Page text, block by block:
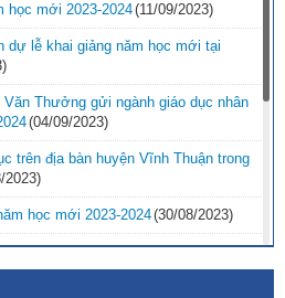
học mới 2023-2024(11/09/2023)
dự lễ khai giảng năm học mới tại
Thưởng gửi ngành giáo dục nhân
(04/09/2023)
trên địa bàn huyện Vĩnh Thuận trong
2023)
học mới 2023-2024(30/08/2023)
và triển khai phương hướng, nhiệm
(30/08/2023)